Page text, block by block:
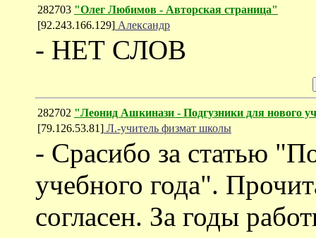
282703 "Олег Любимов - Авторская страница"
[92.243.166.129] Александр
- НЕТ СЛОВ
282702 "Леонид Ашкинази - Подгузники для нового
[79.126.53.81] Л.-учитель физмат школы
- Срасибо за статью
учебного года".
согласен. За годы